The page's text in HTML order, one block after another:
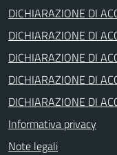
DICHIARAZIONE DI
DICHIARAZIONE DI
DICHIARAZIONE DI
DICHIARAZIONE DI
DICHIARAZIONE DI
Informativa privacy
Note legali